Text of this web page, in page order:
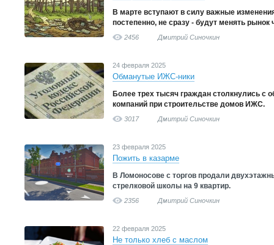
В марте вступают в силу важные
постепенно, не сразу - будут менять рынок
2456 Дмитрий Синочкин
24 февраля 2025
Обманутые ИЖС-ники
Более трех тысяч граждан столкнулись с
компаний при строительстве домов ИЖС.
3017 Дмитрий Синочкин
23 февраля 2025
Пожить в казарме
В Ломоносове с торгов продали
стрелковой школы на 9 квартир.
2356 Дмитрий Синочкин
22 февраля 2025
Не только хлеб с маслом